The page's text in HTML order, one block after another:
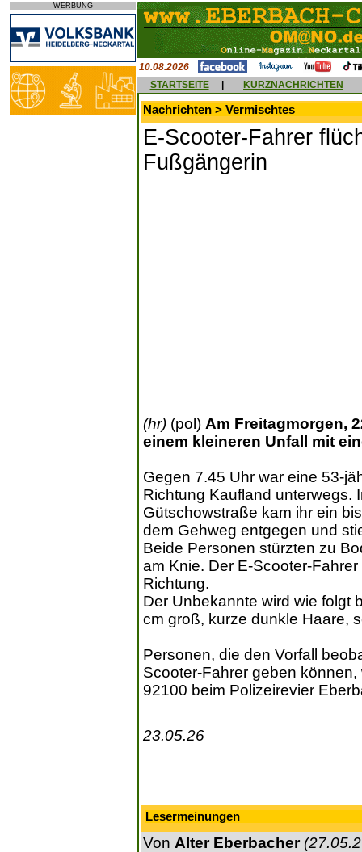
WERBUNG
10.08.2026
STARTSEITE
KURZNACHRICHTEN
Nachrichten > Vermischtes
E-Scooter-Fahrer
Fußgängerin
(hr) (pol) Am Freitagmorgen,
einem kleineren Unfall mit
Gegen 7.45 Uhr war eine 53-
Richtung Kaufland unterwegs.
Gütschowstraße kam ihr ein
dem Gehweg entgegen und
Beide Personen stürzten zu
am Knie. Der E-Scooter-
Richtung.
Der Unbekannte wird wie folgt
cm groß, kurze dunkle Haare,
Personen, die den Vorfall
Scooter-Fahrer geben
92100 beim Polizeirevier
23.05.26
Lesermeinungen
Von Alter Eberbacher